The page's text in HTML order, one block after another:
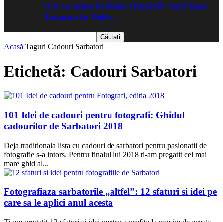
Hai cu mine în Delta Dunării! Tură foto:
Toamna în Delta…
Acasă Taguri Cadouri Sarbatori
Etichetă: Cadouri Sarbatori
101 Idei de cadouri pentru fotografi: Ghidul
cadourilor de Sarbatori 2018
Deja traditionala lista cu cadouri de sarbatori pentru pasionatii de
fotografie s-a intors. Pentru finalul lui 2018 ti-am pregatit cel mai
mare ghid al...
Fotografiaza sarbatorile „altfel”: 12 sfaturi si idei pe
care sa le aplici anul acesta